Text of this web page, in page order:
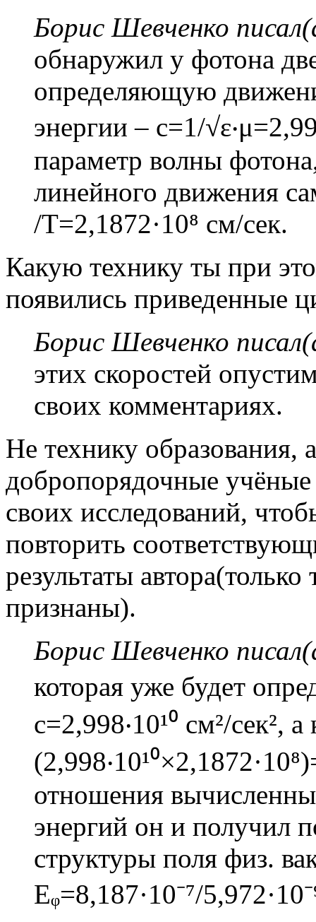
Борис Шевченко
обнаружил у фотона
определяющую
энергии – с=1/
параметр волны
линейного движения
/T=2,1872·10⁸ см/сек.
Какую технику ты при
появились приведенные
Борис Шевченко
этих скоростей
своих комментариях.
Не технику образования,
добропорядочные
своих исследований,
повторить
результаты
признаны).
Борис Шевченко
которая уже будет
c=2,998‧10¹⁰ см²/сек², а
отношения
энергий он и получил
структуры поля физ.
Еᵩ=8,187·10⁻⁷/